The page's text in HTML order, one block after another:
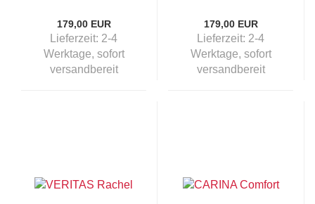
179,00 EUR
Lieferzeit: 2-4
Werktage, sofort
versandbereit
179,00 EUR
Lieferzeit: 2-4
Werktage, sofort
versandbereit